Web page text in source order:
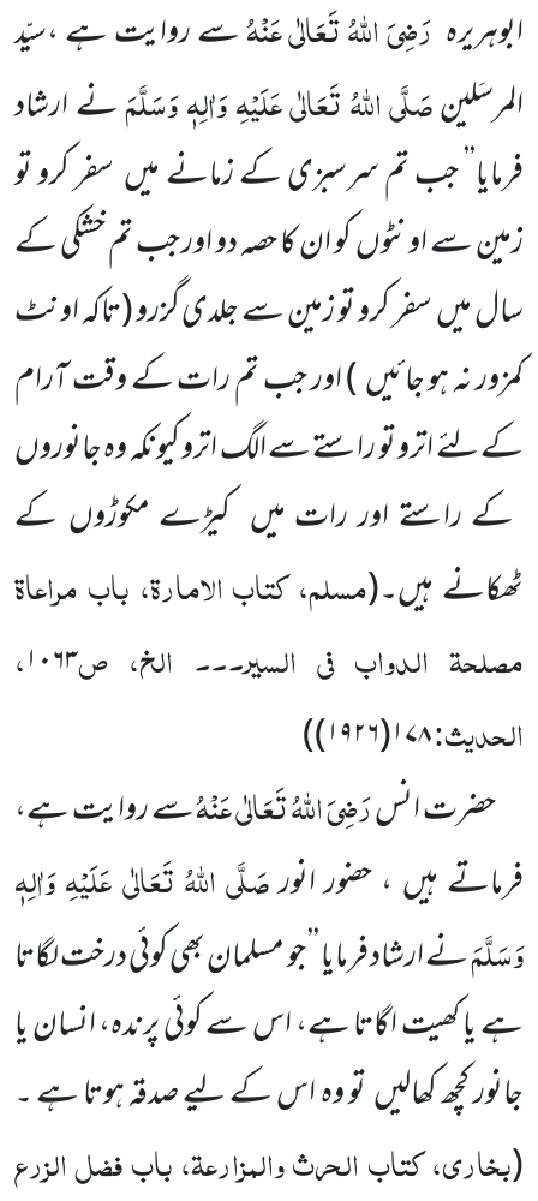
ابوہریرہ رَضِیَ اللّٰہُ تَعَالٰی عَنْہُسے روایت ہے ،سیّد
المرسَلینصَلَّی اللّٰہُ تَعَالٰیعَلَیْہِوَاٰلِہٖوَسَلَّمَنے ارشاد
فرمایا’’ جب تم سرسبزی کے زمانے میں سفر کرو تو
زمین سے اونٹوںکو ان کا حصہ دو اور جب تم خشکی کے
سال میںسفر کرو تو زمین سے جلدی گزرو(تاکہ اونٹ
کمزور نہ ہو جائیں)اور جب تم رات کے وقت آرام
کے لئے اترو تو راستے سے الگ اترو کیونکہ وہ جانوروں
کے راستے اور رات میں کیڑے مکوڑوں کے
ٹھکانے ہیں۔(مسلم، کتاب الامارۃ، باب مراعاۃ
مصلحۃ الدواب فی السیر۔۔۔ الخ، ص۱۰۶۳،
الحدیث:۱۷۸(۱۹۲۶)
)
حضرت انسرَضِیَ اللّٰہُتَعَالٰی عَنْہُسے روایت ہے،
فرماتے ہیں ، حضور انورصَلَّی اللّٰہُ تَعَالٰی عَلَیْہِ وَاٰلِہٖ
وَسَلَّمَنے ارشادفرمایا ’’ جو مسلمان بھی کوئی درخت لگاتا
ہے یا کھیت اگاتا ہے، اس سے کوئی پرندہ، انسان یا
جانور کچھ کھالیںتو وہ اس کے لیے صدقہ ہوتا ہے ۔
(بخاری، کتاب الحرث والمزارعۃ، باب فضل الزرع